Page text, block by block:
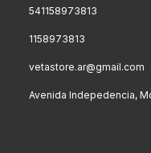
541158973813
1158973813
vetastore.ar@gmail.com
Avenida Indepedencia,